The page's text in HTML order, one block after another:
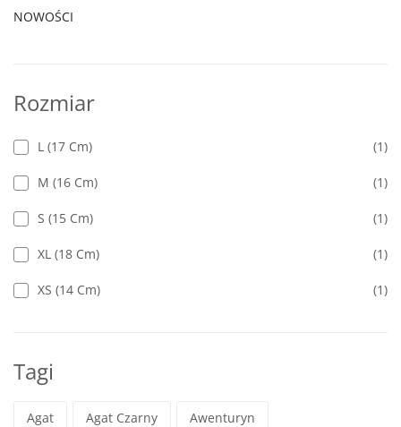
NOWOŚCI
Rozmiar
L (17 Cm) (1)
M (16 Cm) (1)
S (15 Cm) (1)
XL (18 Cm) (1)
XS (14 Cm) (1)
Tagi
Agat Agat Czarny Awenturyn